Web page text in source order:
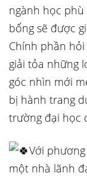
ngành học
bổng sẽ được
Chính phần
giải tỏa những
góc nhìn mới
bị hành trang
trường đại học
Với
một nhà lãnh